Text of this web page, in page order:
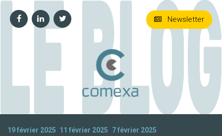
19 février 2025 11 février 2025
7 février 2025
Newsletter